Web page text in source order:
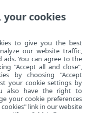
Menú principal
your cookies
to give you the best
our website traffic,
You can agree to the
"Accept all and close",
by choosing "Accept
your cookie settings by
also have the right to
your cookie preferences
link in our website